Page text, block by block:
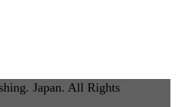
Japan. All Rights